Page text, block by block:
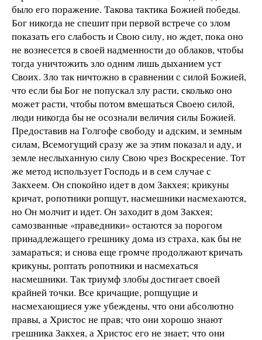
было его поражение. Такова тактика Божией победы.
Бог никогда не спешит при первой встрече со злом
показать его слабость и Свою силу, но ждет, пока оно
не вознесется в своей надменности до облаков, чтобы
тогда уничтожить зло одним лишь дыханием уст
Своих. Зло так ничтожно в сравнении с силой Божией,
что если бы Бог не попускал злу расти, сколько оно
может расти, чтобы потом вмешаться Своею силой,
люди никогда бы не осознали величия силы Божией.
Предоставив на Голгофе свободу и адским, и земным
силам, Всемогущий сразу же за этим показал и аду, и
земле неслыханную силу Свою чрез Воскресение. Тот
же метод использует Господь и в сем случае с
Закхеем. Он спокойно идет в дом Закхея; крикуны
кричат, ропотники ропщут, насмешники насмехаются,
но Он молчит и идет. Он заходит в дом Закхея;
самозванные «праведники» остаются за порогом
принадлежащего грешнику дома из страха, как бы не
замараться; и снова еще громче продолжают кричать
крикуны, роптать ропотники и насмехаться
насмешники. Так триумф злобы достигает своей
крайней точки. Все кричащие, ропщущие и
насмехающиеся уже убеждены, что они абсолютно
правы, а Христос не прав; что они хорошо знают
грешника Закхея, а Христос его не знает; что они